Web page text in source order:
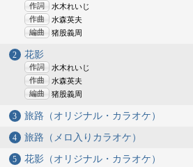
作詞
水木れいじ
作曲
水森英夫
編曲
猪股義周
花影
作詞
水木れいじ
作曲
水森英夫
編曲
猪股義周
旅路（オリジナル・カラオケ）
旅路（メロ入りカラオケ）
花影（オリジナル・カラオケ）